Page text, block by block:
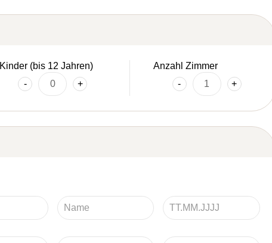
Kinder (bis 12 Jahren)
-
+
Anzahl Zimmer
-
+